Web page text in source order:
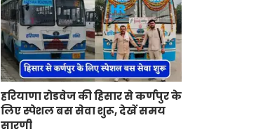
हरियाणा रोडवेज की हिसार से कर्णपुर के
लिए स्पेशल बस सेवा शुरू, देखें समय
सारणी